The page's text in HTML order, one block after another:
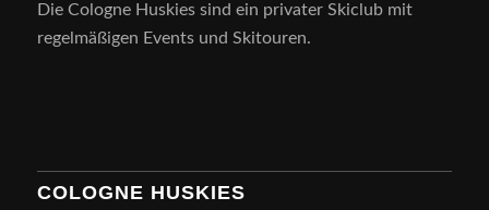
Die Cologne Huskies sind ein privater Skiclub mit
regelmäßigen Events und Skitouren.
COLOGNE HUSKIES